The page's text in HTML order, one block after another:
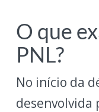
O que
PNL?
No início da
desenvolvida